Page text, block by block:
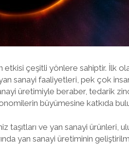
etkisi çeşitli yönlere sahiptir. İlk
sanayi faaliyetleri, pek çok
üretimiyle beraber, tedarik
büyümesine katkıda
taşıtları ve yan sanayi ürünleri,
yan sanayi üretiminin